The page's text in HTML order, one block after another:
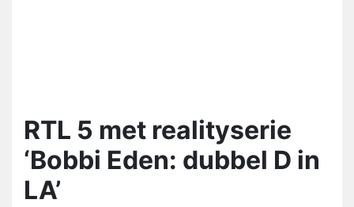
RTL 5 met realityserie
‘Bobbi Eden: dubbel D in
LA’